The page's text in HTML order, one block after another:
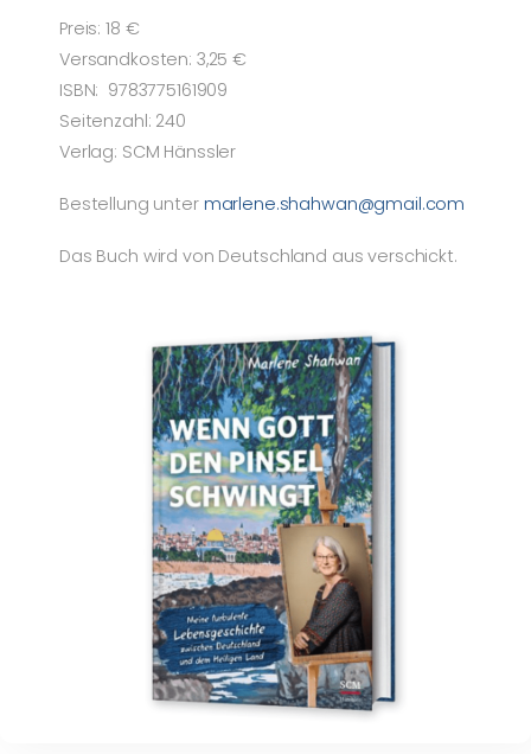
Preis: 18 €
Versandkosten: 3,25 €
ISBN: 9783775161909
Seitenzahl: 240
Verlag: SCM Hänssler
Bestellung unter marlene.shahwan@gmail.com
Das Buch wird von Deutschland aus verschickt.